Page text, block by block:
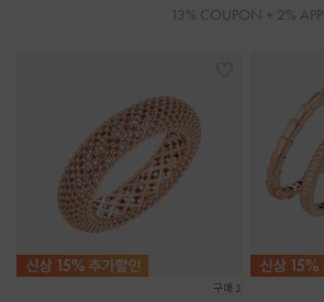
13% COUPON + 2% APP
구매 3